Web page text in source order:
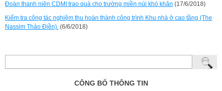
Đoàn thanh niên CDMI trao quà cho trường miền núi khó khăn (17/6/2018)
Kiểm tra công tác nghiệm thu hoàn thành công trình Khu nhà ở cao tầng (The
Nassim Thảo Điền). (6/6/2018)
CÔNG BỐ THÔNG TIN